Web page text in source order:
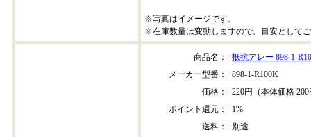
※写真はイメージです。
※在庫数量は変動しますので、目安として
商品名：
抵抗アレー 898-1-
メーカー型番：
898-1-R100K
価格：
220円（本体価格
ポイント還元：
1%
送料：
別途